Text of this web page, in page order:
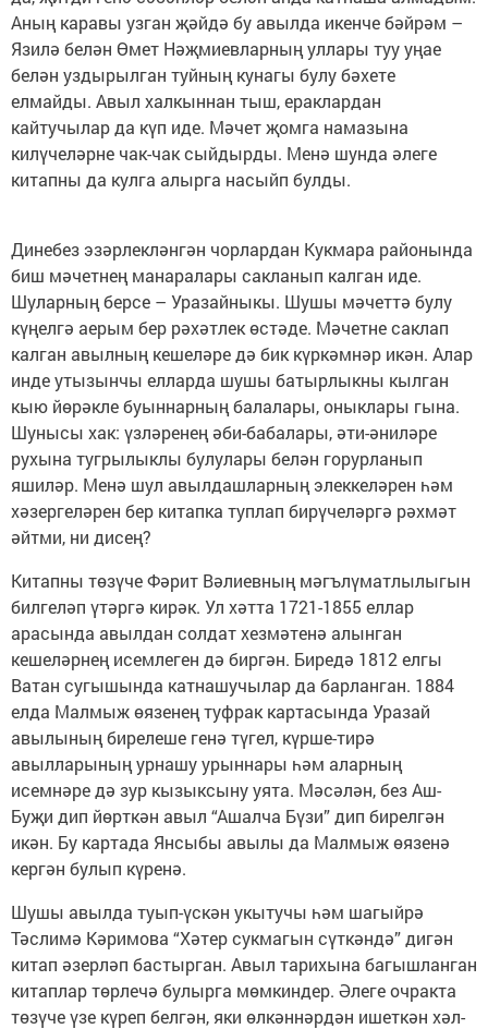
Аның каравы узган җәйдә бу авылда икенче бәйрәм –
Язилә белән Өмет Нәҗмиевларның уллары туу уңае
белән уздырылган туйның кунагы булу бәхете
елмайды. Авыл халкыннан тыш, ераклардан
кайтучылар да күп иде. Мәчет җомга намазына
килүчеләрне чак-чак сыйдырды. Менә шунда әлеге
китапны да кулга алырга насыйп булды.
Динебез эзәрлекләнгән чорлардан Кукмара районында
биш мәчетнең манаралары сакланып калган иде.
Шуларның берсе – Уразайныкы. Шушы мәчеттә булу
күңелгә аерым бер рәхәтлек өстәде. Мәчетне саклап
калган авылның кешеләре дә бик күркәмнәр икән. Алар
инде утызынчы елларда шушы батырлыкны кылган
кыю йөрәкле буыннарның балалары, оныклары гына.
Шунысы хак: үзләренең әби-бабалары, әти-әниләре
рухына тугрылыклы булулары белән горурланып
яшиләр. Менә шул авылдашларның элеккеләрен һәм
хәзергеләрен бер китапка туплап бирүчеләргә рәхмәт
әйтми, ни дисең?
Китапны төзүче Фәрит Вәлиевның мәгълүматлылыгын
билгеләп үтәргә кирәк. Ул хәтта 1721-1855 еллар
арасында авылдан солдат хезмәтенә алынган
кешеләрнең исемлеген дә биргән. Биредә 1812 елгы
Ватан сугышында катнашучылар да барланган. 1884
елда Малмыж өязенең туфрак картасында Уразай
авылының бирелеше генә түгел, күрше-тирә
авылларының урнашу урыннары һәм аларның
исемнәре дә зур кызыксыну уята. Мәсәлән, без Аш-
Буҗи дип йөрткән авыл “Ашалча Бүзи” дип бирелгән
икән. Бу картада Янсыбы авылы да Малмыж өязенә
кергән булып күренә.
Шушы авылда туып-үскән укытучы һәм шагыйрә
Тәслимә Кәримова “Хәтер сукмагын сүткәндә” дигән
китап әзерләп бастырган. Авыл тарихына багышланган
китаплар төрлечә булырга мөмкиндер. Әлеге очракта
төзүче үзе күреп белгән, яки өлкәннәрдән ишеткән хәл-